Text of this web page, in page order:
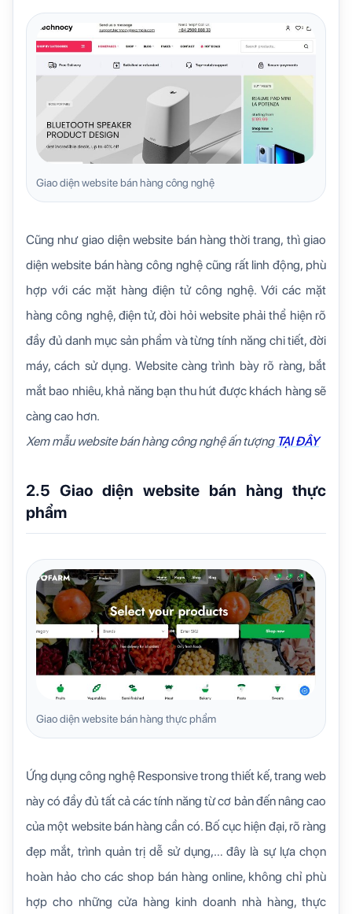
Giao diện website bán hàng công nghệ
Cũng như giao diện website bán hàng thời trang, thì giao
diện website bán hàng công nghệ cũng rất linh động, phù
hợp với các mặt hàng điện tử công nghệ. Với các mặt
hàng công nghệ, điện tử, đòi hỏi website phải thể hiện rõ
đầy đủ danh mục sản phẩm và từng tính năng chi tiết, đời
máy, cách sử dụng. Website càng trình bày rõ ràng, bắt
mắt bao nhiêu, khả năng bạn thu hút được khách hàng sẽ
càng cao hơn.
Xem mẫu website bán hàng công nghệ ấn tượng TẠI ĐÂY
2.5 Giao diện website bán hàng thực
phẩm
Giao diện website bán hàng thực phẩm
Ứng dụng công nghệ Responsive trong thiết kế, trang web
này có đầy đủ tất cả các tính năng từ cơ bản đến nâng cao
của một website bán hàng cần có. Bố cục hiện đại, rõ ràng
đẹp mắt, trình quản trị dễ sử dụng,… đây là sự lựa chọn
hoàn hảo cho các shop bán hàng online, không chỉ phù
hợp cho những cửa hàng kinh doanh nhà hàng, thực